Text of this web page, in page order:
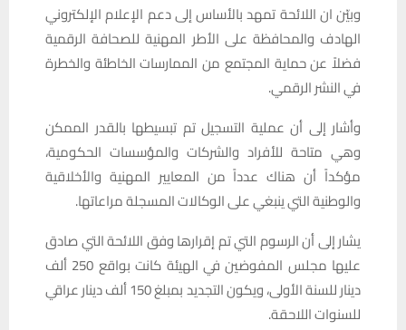
وبيّن ان اللائحة تمهد بالأساس إلى دعم الإعلام الإلكتروني
الهادف والمحافظة على الأطر المهنية للصحافة الرقمية
فضلاً عن حماية المجتمع من الممارسات الخاطئة والخطرة
في النشر الرقمي.
وأشار إلى أن عملية التسجيل تم تبسيطها بالقدر الممكن
وهي متاحة للأفراد والشركات والمؤسسات الحكومية،
مؤكداً أن هناك عدداً من المعايير المهنية والأخلاقية
والوطنية التي ينبغي على الوكالات المسجلة مراعاتها.
يشار إلى أن الرسوم التي تم إقرارها وفق اللائحة التي صادق
عليها مجلس المفوضين في الهيئة كانت بواقع 250 ألف
دينار للسنة الأولى، ويكون التجديد بمبلغ 150 ألف دينار عراقي
للسنوات اللاحقة.